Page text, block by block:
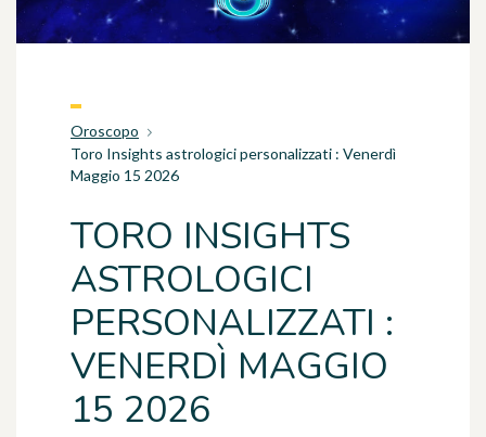
Oroscopo
Toro Insights astrologici personalizzati : Venerdì
Maggio 15 2026
TORO INSIGHTS
ASTROLOGICI
PERSONALIZZATI :
VENERDÌ MAGGIO
15 2026